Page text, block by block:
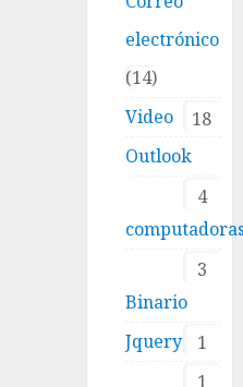
electrónico
14
Video
18
Outlook
4
3
Binario
1
Jquery
1